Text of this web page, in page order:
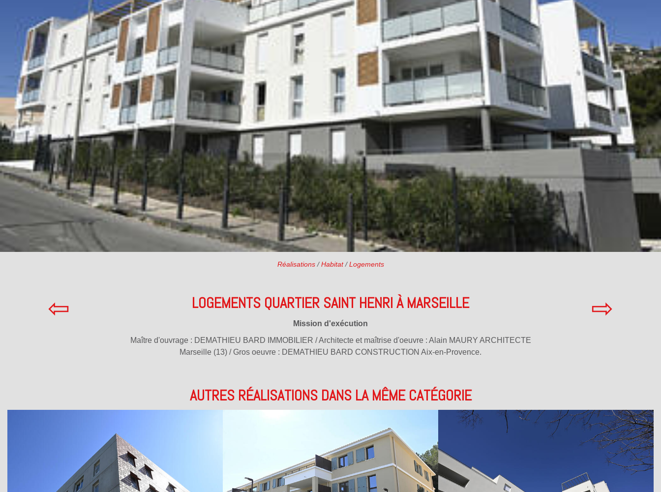
Réalisations/Habitat/Logements
⇦ LOGEMENTS QUARTIER SAINT HENRI À MARSEILLE
Mission d'exécution
Maître d'ouvrage : DEMATHIEU BARD IMMOBILIER / Architecte et maîtrise d'oeuvre : Alain MAURY ARCHITECTE
Marseille (13) / Gros oeuvre : DEMATHIEU BARD CONSTRUCTION Aix-en-Provence.
⇨
AUTRES RÉALISATIONS DANS LA MÊME CATÉGORIE